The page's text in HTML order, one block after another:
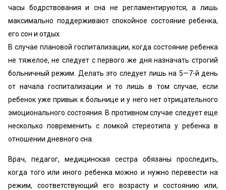
часы бодрствования и сна не регламентируются, а лишь
максимально поддерживают спокойное состояние ребенка,
его сон и отдых.
В случае плановой госпитализации, когда состояние ребенка
не тяжелое, не следует с первого же дня назначать строгий
больничный режим. Делать это следует лишь на 5—7-й день
от начала госпитализации и то лишь в том случае, если
ребенок уже привык к больнице и у него нет отрицательного
эмоционального состояния. В противном случае следует еще
несколько повременить с ломкой стереотипа у ребенка в
отношении дневного сна.
Врач, педагог, медицинская сестра обязаны проследить,
когда того или иного ребенка можно и нужно перевести на
режим, соответствующий его возрасту и состоянию или,